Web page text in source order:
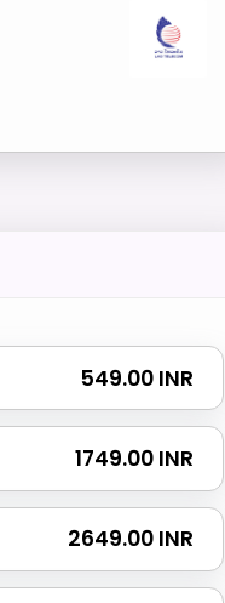
₹ 549.00 INR
₹ 1749.00 INR
₹ 2649.00 INR